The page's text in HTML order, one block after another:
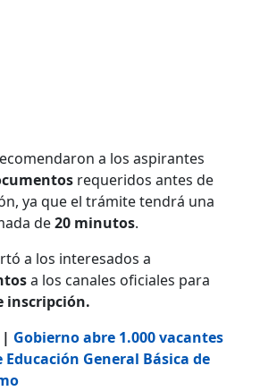
a los aspirantes
requeridos antes de
ya que el trámite tendrá una
de20 minutos.
a los interesados a
a los canales oficiales para
inscripción.
| Gobierno abre 1.000 vacantes
General Básica de